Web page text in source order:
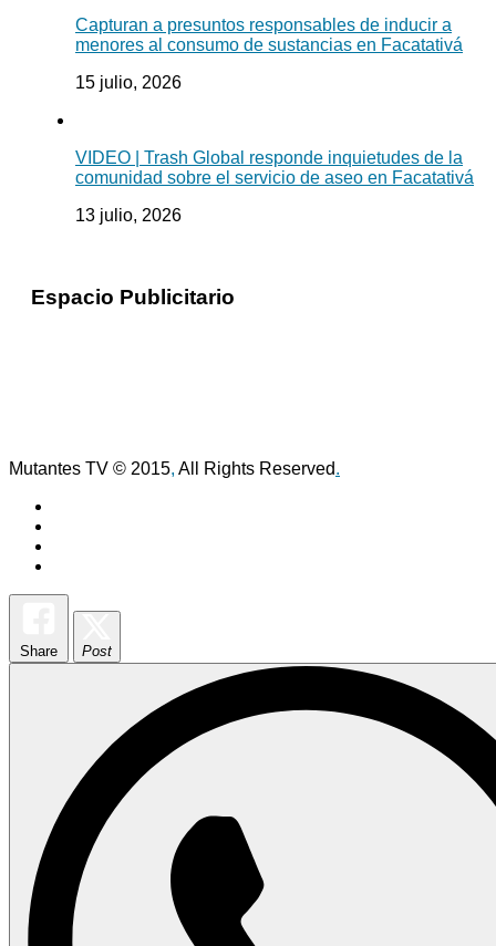
Capturan a presuntos responsables de inducir a
menores al consumo de sustancias en Facatativá
15 julio, 2026
VIDEO | Trash Global responde inquietudes de la
comunidad sobre el servicio de aseo en Facatativá
13 julio, 2026
Espacio Publicitario
Mutantes TV © 2015, All Rights Reserved.
Share Post